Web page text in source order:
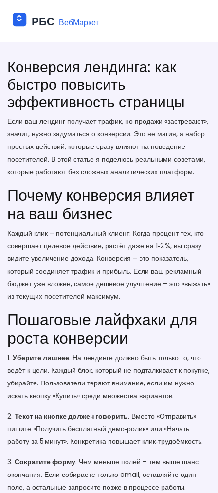
Конверсия лендинга: как
быстро повысить
эффективность страницы
Если ваш лендинг получает трафик, но продажи «застревают»,
значит, нужно задуматься о конверсии. Это не магия, а набор
простых действий, которые сразу влияют на поведение
посетителей. В этой статье я поделюсь реальными советами,
которые работают без сложных аналитических платформ.
Почему конверсия влияет
на ваш бизнес
Каждый клик – потенциальный клиент. Когда процент тех, кто
совершает целевое действие, растёт даже на 1‑2 %, вы сразу
видите увеличение дохода. Конверсия – это показатель,
который соединяет трафик и прибыль. Если ваш рекламный
бюджет уже вложен, самое дешевое улучшение – это «выжать»
из текущих посетителей максимум.
Пошаговые лайфхаки для
роста конверсии
1. Уберите лишнее. На лендинге должно быть только то, что
ведёт к цели. Каждый блок, который не подталкивает к покупке,
убирайте. Пользователи теряют внимание, если им нужно
искать кнопку «Купить» среди множества вариантов.
2. Текст на кнопке должен говорить. Вместо «Отправить»
пишите «Получить бесплатный демо‑ролик» или «Начать
работу за 5 минут». Конкретика повышает клик‑трудоёмкость.
3. Сократите форму. Чем меньше полей – тем выше шанс
окончания. Если собираете только email, оставляйте один
поле, а остальные запросите позже в процессе работы.